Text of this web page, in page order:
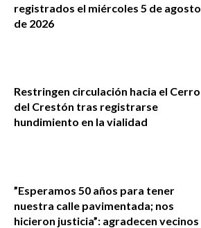
registrados el miércoles 5 de agosto
de 2026
Restringen circulación hacia el Cerro
del Crestón tras registrarse
hundimiento en la vialidad
”Esperamos 50 años para tener
nuestra calle pavimentada; nos
hicieron justicia”: agradecen vecinos